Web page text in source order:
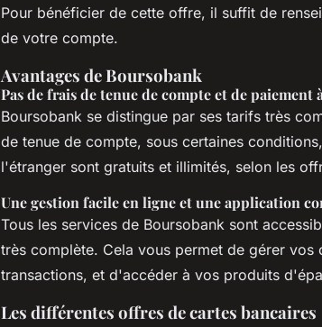
Pour bénéficier de cette offre, il suffit de
de votre compte.
Avantages de Boursobank
Pas de frais de tenue de compte et de paiement
Boursobank se distingue par ses tarifs très
de tenue de compte, sous certaines
l'étranger sont gratuits et illimités, selon les
Une gestion facile en ligne et une application
Tous les services de Boursobank sont
très complète. Cela vous permet de gérer vos
transactions, et d'accéder à vos produits
Les différentes offres de cartes bancaires